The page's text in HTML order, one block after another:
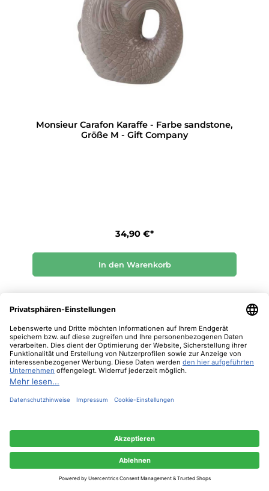
Monsieur Carafon Karaffe - Farbe sandstone,
Größe M - Gift Company
34,90 €*
In den Warenkorb
Nur 2 auf Lager!
können.Mehr Informationen ...
Nur technisch notwendige Konfigurieren